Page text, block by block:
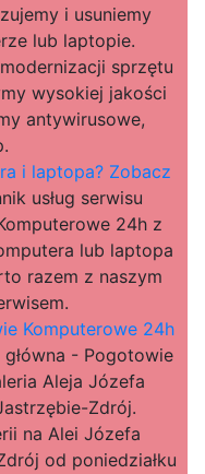
i usuniemy
lub laptopie.
sprzętu
wysokiej jakości
antywirusowe,
i laptopa? Zobacz
usług serwisu
24h z
lub laptopa
razem z naszym
Komputerowe 24h
- Pogotowie
Aleja Józefa
Zdrój.
na Alei Józefa
od poniedziałku